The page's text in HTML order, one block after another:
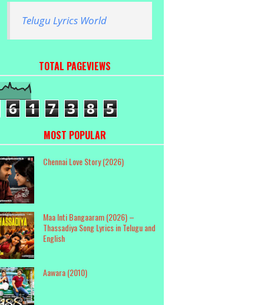
Telugu Lyrics World
TOTAL PAGEVIEWS
6 1 7 3 8 5
MOST POPULAR
Chennai Love Story (2026)
Maa Inti Bangaaram (2026) –
Thassadiya Song Lyrics in Telugu and
English
Aawara (2010)